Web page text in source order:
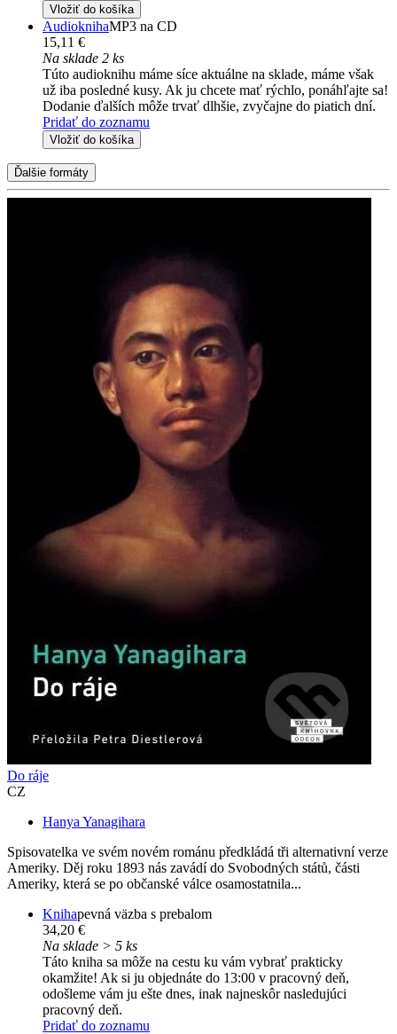
Vložiť do košíka
AudioknihaMP3 na CD
15,11 €
Na sklade 2 ks
Túto audioknihu máme síce aktuálne na sklade, máme však
už iba posledné kusy. Ak ju chcete mať rýchlo, ponáhľajte sa!
Dodanie ďalších môže trvať dlhšie, zvyčajne do piatich dní.
Pridať do zoznamu
Vložiť do košíka
Ďalšie formáty
Do ráje
CZ
Hanya Yanagihara
Spisovatelka ve svém novém románu předkládá tři alternativní verze
Ameriky. Děj roku 1893 nás zavádí do Svobodných států, části
Ameriky, která se po občanské válce osamostatnila...
Knihapevná väzba s prebalom
34,20 €
Na sklade > 5 ks
Táto kniha sa môže na cestu ku vám vybrať prakticky
okamžite! Ak si ju objednáte do 13:00 v pracovný deň,
odošleme vám ju ešte dnes, inak najneskôr nasledujúci
pracovný deň.
Pridať do zoznamu